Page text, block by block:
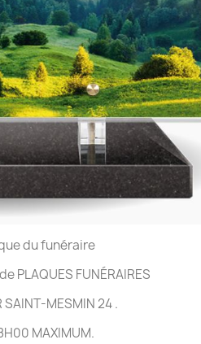
du funéraire
PLAQUES FUNÉRAIRES
SAINT-MESMIN 24 .
MAXIMUM.